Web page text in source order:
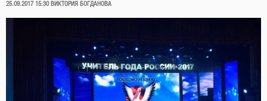
ОПУБЛИКОВАНО
25.09.2017 15:30 ВИКТОРИЯ БОГДАНОВА